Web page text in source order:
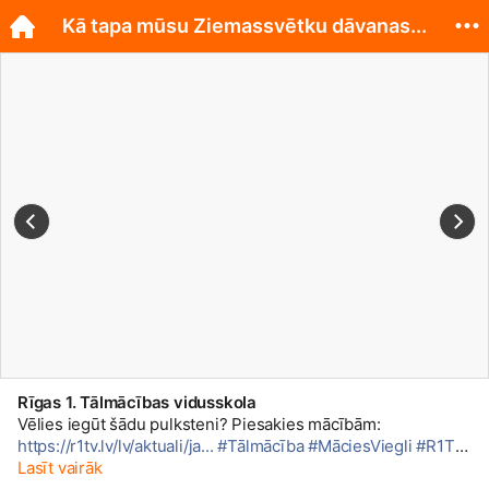
Rīgas 1. Tālmācības vidusskola
Vēlies iegūt šādu pulksteni? Piesakies mācībām:
https://r1tv.lv/lv/aktuali/ja... #Tālmācība#MāciesViegli #R1TV
2016. gada decembrī Rīgas 1. Tālmācības vidusskola svinēja
Lasīt vairāk
Kā tapa mūsu Ziemassvētku dāvanas...